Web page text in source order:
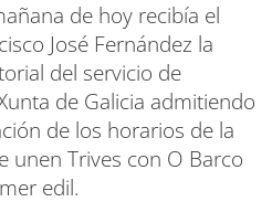
de hoy recibía el
José Fernández la
del servicio de
de Galicia admitiendo
de los horarios de la
unen Trives con O Barco
edil.